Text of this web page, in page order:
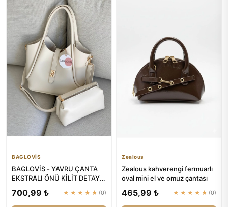
BAGLOVİS
BAGLOVİS - YAVRU ÇANTA
EKSTRALI ÖNÜ KİLİT DETAYLI
700,99 ₺ ★★★★★ (0)
Zealous
Zealous kahverengi fermuarlı
oval mini el ve omuz çantası
465,99 ₺ ★★★★★ (0)